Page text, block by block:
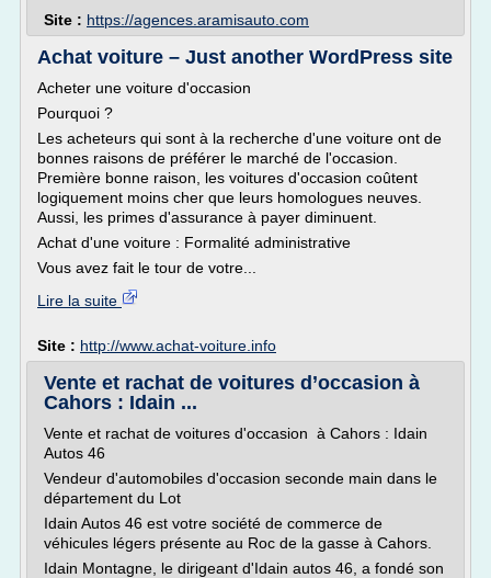
Site : https://agences.aramisauto.com
Achat voiture – Just another WordPress site
Acheter une voiture d'occasion
Pourquoi ?
Les acheteurs qui sont à la recherche d'une voiture ont de
bonnes raisons de préférer le marché de l'occasion.
Première bonne raison, les voitures d'occasion coûtent
logiquement moins cher que leurs homologues neuves.
Aussi, les primes d'assurance à payer diminuent.
Achat d'une voiture : Formalité administrative
Vous avez fait le tour de votre...
Lire la suite
Site : http://www.achat-voiture.info
Vente et rachat de voitures d’occasion à
Cahors : Idain ...
Vente et rachat de voitures d'occasion à Cahors : Idain
Autos 46
Vendeur d'automobiles d'occasion seconde main dans le
département du Lot
Idain Autos 46 est votre société de commerce de
véhicules légers présente au Roc de la gasse à Cahors.
Idain Montagne, le dirigeant d'Idain autos 46, a fondé son